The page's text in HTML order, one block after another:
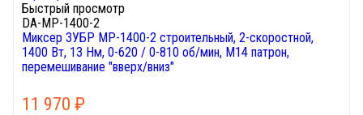
Быстрый просмотр
DA-МР-1400-2
Миксер ЗУБР МР-1400-2 строительный, 2-скоростной,
1400 Вт, 13 Нм, 0-620 / 0-810 об/мин, М14 патрон,
перемешивание "вверх/вниз"
11 970 ₽